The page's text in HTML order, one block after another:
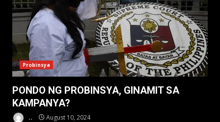
Probinsya
PONDO NG PROBINSYA, GINAMIT SA
KAMPANYA?
.. August 10, 2024